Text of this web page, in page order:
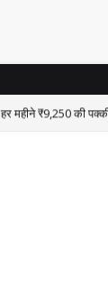
महीने ₹9,250 की